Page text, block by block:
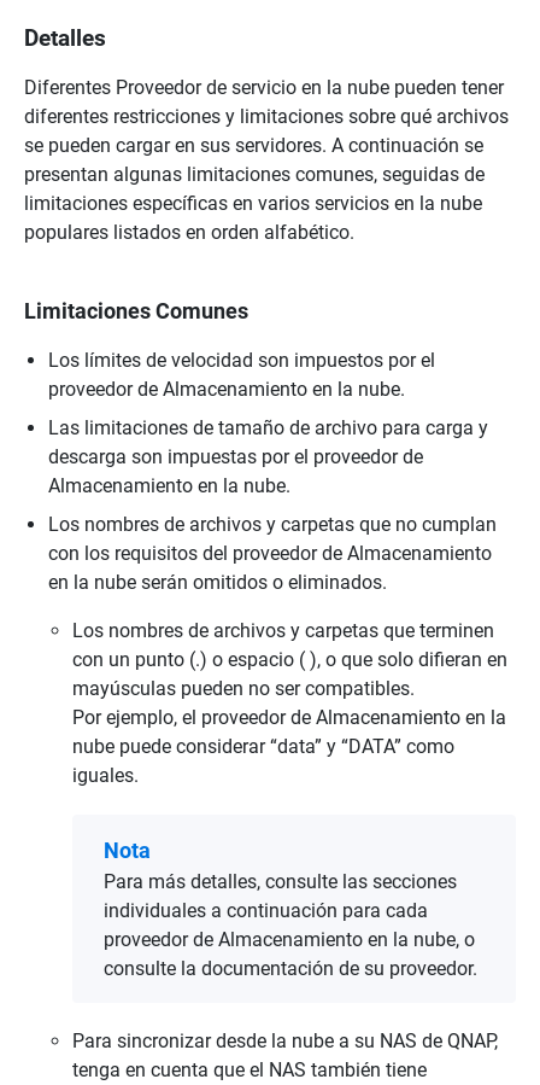
Detalles
Diferentes Proveedor de servicio en la nube pueden tener
diferentes restricciones y limitaciones sobre qué archivos
se pueden cargar en sus servidores. A continuación se
presentan algunas limitaciones comunes, seguidas de
limitaciones específicas en varios servicios en la nube
populares listados en orden alfabético.
Limitaciones Comunes
Los límites de velocidad son impuestos por el
proveedor de Almacenamiento en la nube.
Las limitaciones de tamaño de archivo para carga y
descarga son impuestas por el proveedor de
Almacenamiento en la nube.
Los nombres de archivos y carpetas que no cumplan
con los requisitos del proveedor de Almacenamiento
en la nube serán omitidos o eliminados.
Los nombres de archivos y carpetas que terminen
con un punto (.) o espacio ( ), o que solo difieran en
mayúsculas pueden no ser compatibles.
Por ejemplo, el proveedor de Almacenamiento en la
nube puede considerar “data” y “DATA” como
iguales.
Nota
Para más detalles, consulte las secciones
individuales a continuación para cada
proveedor de Almacenamiento en la nube, o
consulte la documentación de su proveedor.
Para sincronizar desde la nube a su NAS de QNAP,
tenga en cuenta que el NAS también tiene